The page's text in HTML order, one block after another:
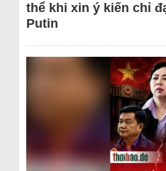
thể khi xin ý kiến chỉ
Putin